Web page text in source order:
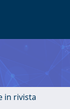
in rivista